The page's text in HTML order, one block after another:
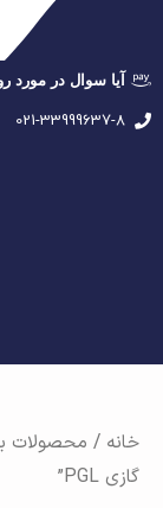
آیا سوال در مورد
021-33999637-8
خانه / محصولات
گازی PGL”